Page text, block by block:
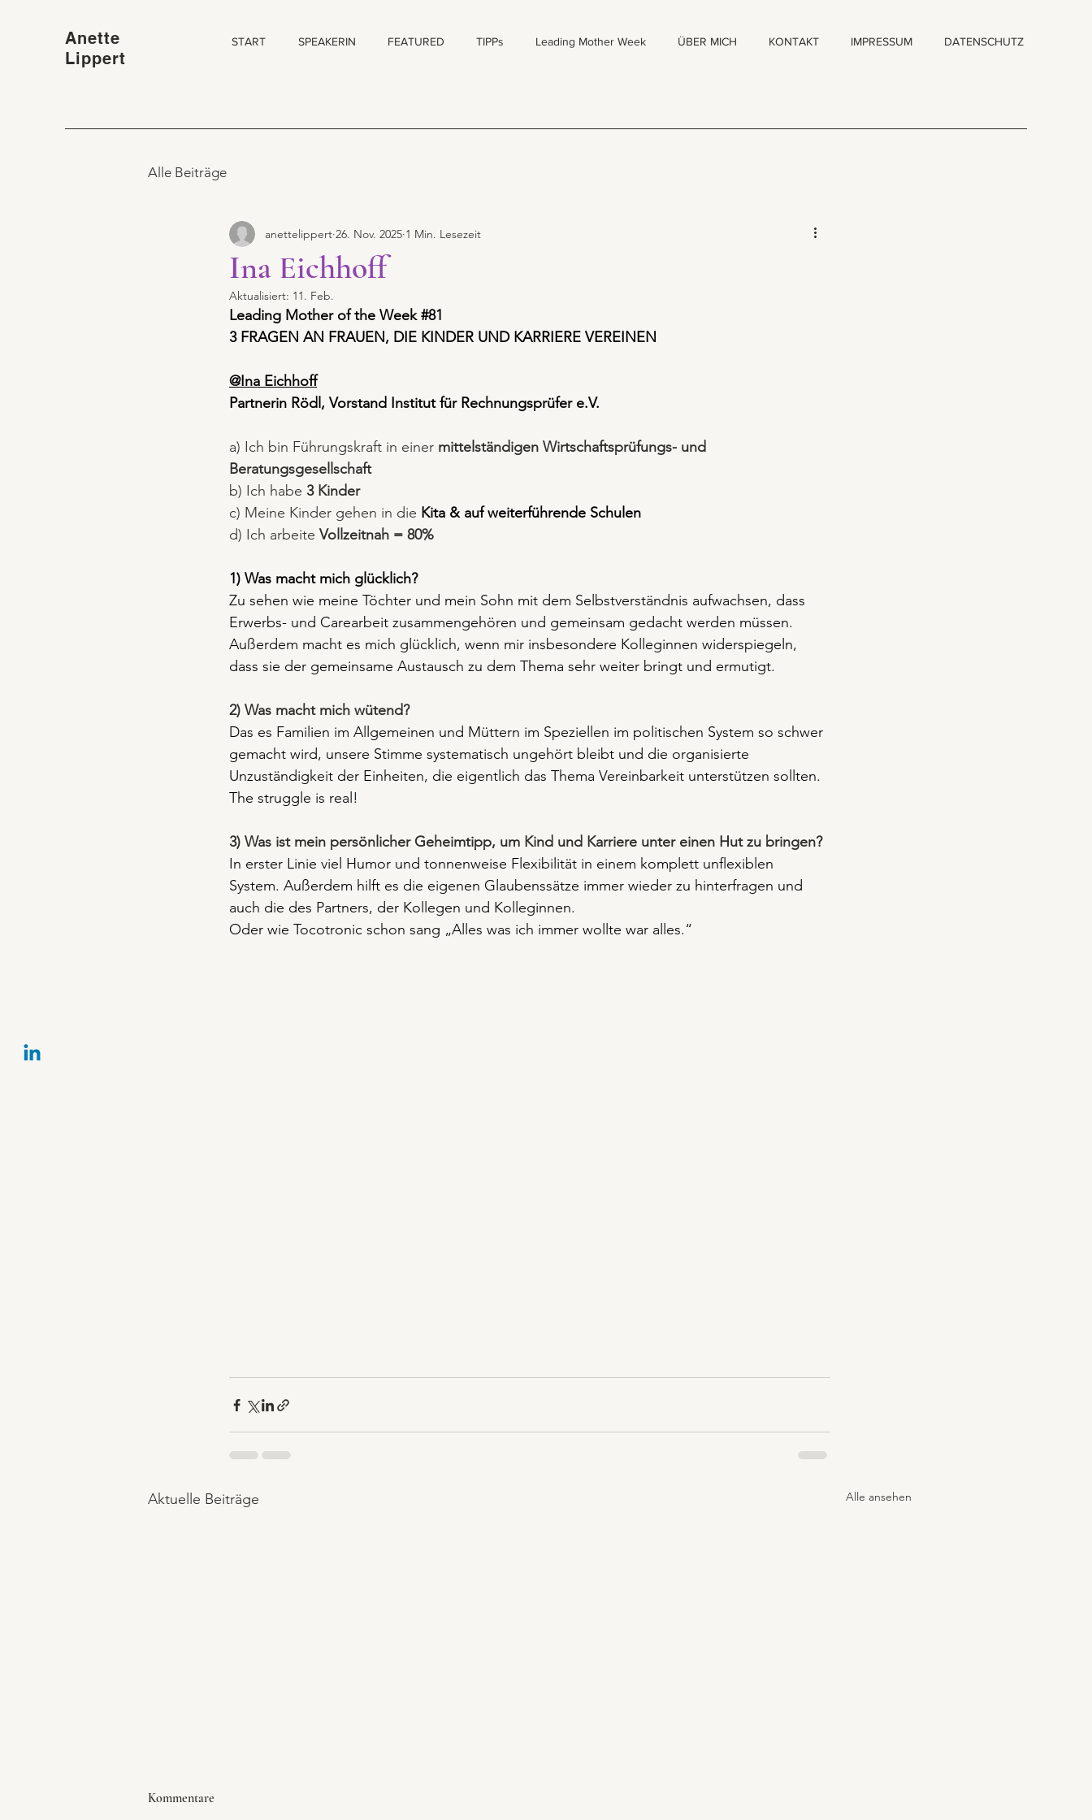
Anette
Lippert
START SPEAKERIN FEATURED TIPPs Leading Mother Week ÜBER MICH KONTAKT IMPRESSUM DATENSCHUTZ
Alle Beiträge
Ina Eichhoff
anettelippert 26. Nov. 2025 1 Min. Lesezeit
Aktualisiert: 11. Feb.
Leading Mother of the Week #81
3 FRAGEN AN FRAUEN, DIE KINDER UND KARRIERE VEREINEN
@Ina Eichhoff
Partnerin Rödl, Vorstand Institut für Rechnungsprüfer e.V.
a) Ich bin Führungskraft in einer mittelständigen Wirtschaftsprüfungs- und
Beratungsgesellschaft
b) Ich habe 3 Kinder
c) Meine Kinder gehen in die Kita & auf weiterführende Schulen
d) Ich arbeite Vollzeitnah = 80%
1) Was macht mich glücklich?
Zu sehen wie meine Töchter und mein Sohn mit dem Selbstverständnis aufwachsen, dass
Erwerbs- und Carearbeit zusammengehören und gemeinsam gedacht werden müssen.
Außerdem macht es mich glücklich, wenn mir insbesondere Kolleginnen widerspiegeln,
dass sie der gemeinsame Austausch zu dem Thema sehr weiter bringt und ermutigt.
2) Was macht mich wütend?
Das es Familien im Allgemeinen und Müttern im Speziellen im politischen System so schwer
gemacht wird, unsere Stimme systematisch ungehört bleibt und die organisierte
Unzuständigkeit der Einheiten, die eigentlich das Thema Vereinbarkeit unterstützen sollten.
The struggle is real!
3) Was ist mein persönlicher Geheimtipp, um Kind und Karriere unter einen Hut zu bringen?
In erster Linie viel Humor und tonnenweise Flexibilität in einem komplett unflexiblen
System. Außerdem hilft es die eigenen Glaubenssätze immer wieder zu hinterfragen und
auch die des Partners, der Kollegen und Kolleginnen.
Oder wie Tocotronic schon sang „Alles was ich immer wollte war alles.“
Aktuelle Beiträge Alle ansehen
Kommentare